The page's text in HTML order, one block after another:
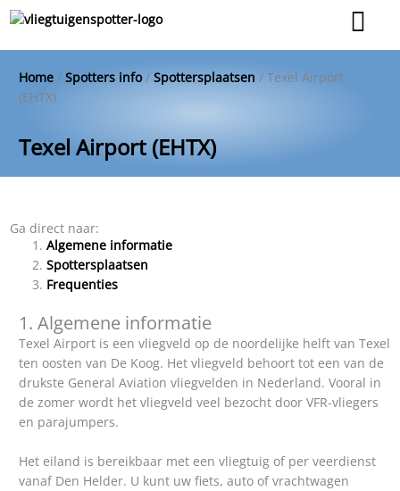
Ga
naar
de
Home/ Spotters info/ Spottersplaatsen / Texel Airport
(EHTX)
Texel Airport (EHTX)
Ga direct naar:
Algemene informatie
Spottersplaatsen
Frequenties
1. Algemene informatie
Texel Airport is een vliegveld op de noordelijke helft van Texel
ten oosten van De Koog. Het vliegveld behoort tot een van de
drukste General Aviation vliegvelden in Nederland. Vooral in
de zomer wordt het vliegveld veel bezocht door VFR-vliegers
en parajumpers.
Het eiland is bereikbaar met een vliegtuig of per veerdienst
vanaf Den Helder. U kunt uw fiets, auto of vrachtwagen